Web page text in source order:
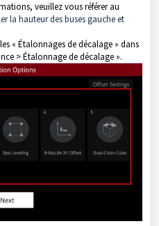
veuillez vous référer au
la hauteur des buses gauche et
« Étalonnages de décalage » dans
> Étalonnage de décalage ».